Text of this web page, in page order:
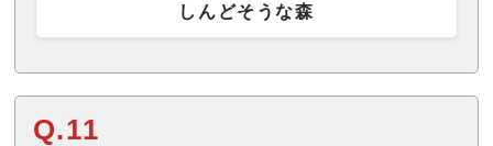
しんどそうな森
Q.11